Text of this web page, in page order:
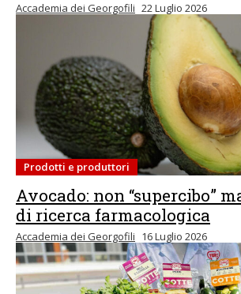
Accademia dei Georgofili 22 Luglio 2026
Prodotti e produttori
Avocado: non “supercibo”
di ricerca farmacologica
Accademia dei Georgofili 16 Luglio 2026